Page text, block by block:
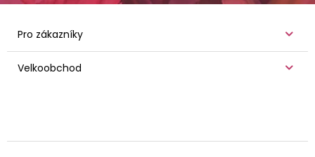
Pro zákazníky
Velkoobchod